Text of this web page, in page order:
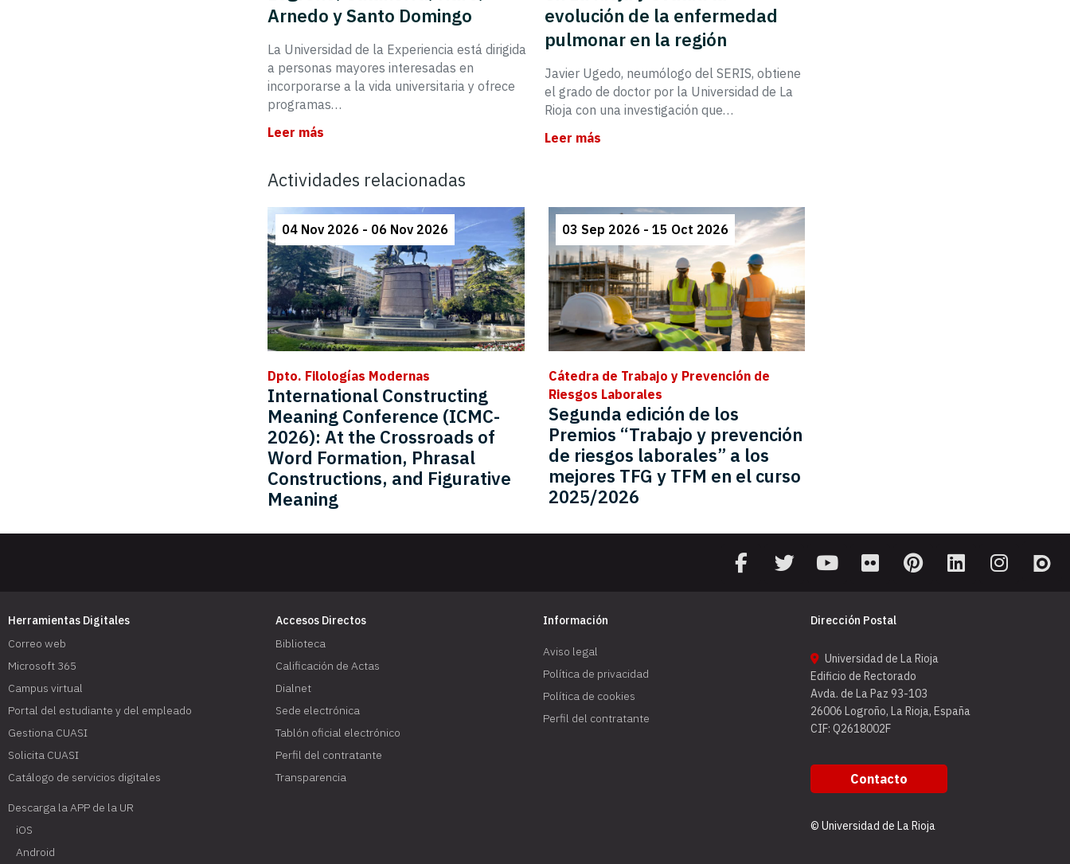
Arnedo y Santo Domingo
La Universidad de la Experiencia está dirigida
a personas mayores interesadas en
incorporarse a la vida universitaria y ofrece
programas…
Leer más
evolución de la enfermedad
pulmonar en la región
Javier Ugedo, neumólogo del SERIS, obtiene
el grado de doctor por la Universidad de La
Rioja con una investigación que…
Leer más
Actividades relacionadas
04 Nov 2026 - 06 Nov 2026
Dpto. Filologías Modernas
International Constructing
Meaning Conference (ICMC-
2026): At the Crossroads of
Word Formation, Phrasal
Constructions, and Figurative
Meaning
03 Sep 2026 - 15 Oct 2026
Cátedra de Trabajo y Prevención de
Riesgos Laborales
Segunda edición de los
Premios “Trabajo y prevención
de riesgos laborales” a los
mejores TFG y TFM en el curso
2025/2026
Herramientas Digitales
Correo web
Microsoft 365
Campus virtual
Portal del estudiante y del empleado
Gestiona CUASI
Solicita CUASI
Catálogo de servicios digitales
Descarga la APP de la UR
iOS
Android
Accesos Directos
Biblioteca
Calificación de Actas
Dialnet
Sede electrónica
Tablón oficial electrónico
Perfil del contratante
Transparencia
Información
Aviso legal
Política de privacidad
Política de cookies
Perfil del contratante
Dirección Postal
Universidad de La Rioja
Edificio de Rectorado
Avda. de La Paz 93-103
26006 Logroño, La Rioja, España
CIF: Q2618002F
Contacto
© Universidad de La Rioja